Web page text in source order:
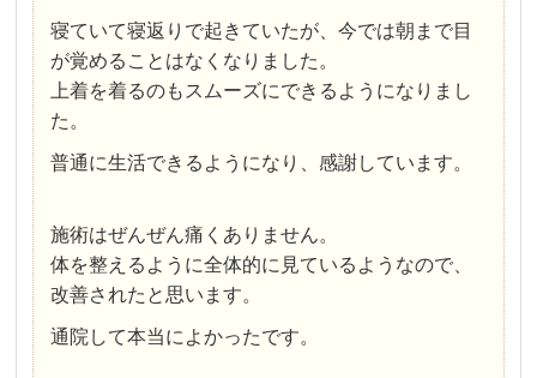
寝ていて寝返りで起きていたが、今では朝まで目
が覚めることはなくなりました。
上着を着るのもスムーズにできるようになりまし
た。
普通に生活できるようになり、感謝しています。
施術はぜんぜん痛くありません。
体を整えるように全体的に見ているようなので、
改善されたと思います。
通院して本当によかったです。